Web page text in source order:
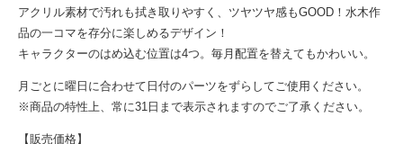
アクリル素材で汚れも拭き取りやすく、ツヤツヤ感もGOOD！水木作
品の一コマを存分に楽しめるデザイン！
キャラクターのはめ込む位置は4つ。毎月配置を替えてもかわいい。
月ごとに曜日に合わせて日付のパーツをずらしてご使用ください。
※商品の特性上、常に31日まで表示されますのでご了承ください。
【販売価格】